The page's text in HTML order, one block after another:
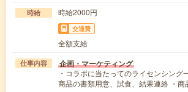
時給 時給2000円
交通費
全額支給
仕事内容 企画・マーケティング
・コラボに当たってのライセンシング
商品の書類用意、試食、結果連絡 ・